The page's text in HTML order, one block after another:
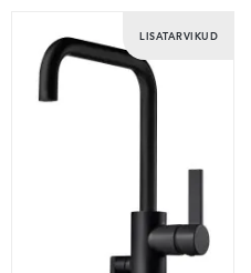
LISATARVIKUD